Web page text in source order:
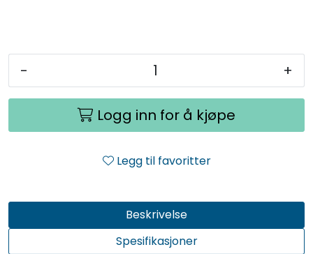
- +
Logg inn for å kjøpe
Legg til favoritter
Beskrivelse
Spesifikasjoner